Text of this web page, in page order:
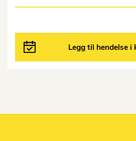
Legg til hendelse i